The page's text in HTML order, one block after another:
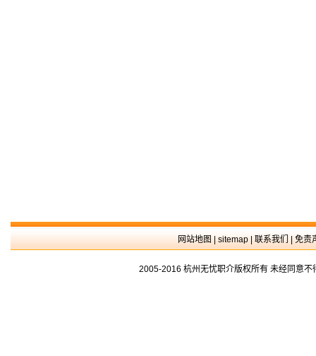
网站地图 sitemap 联系我们 免责
2005-2016 杭州无忧职介版权所有 未经同意